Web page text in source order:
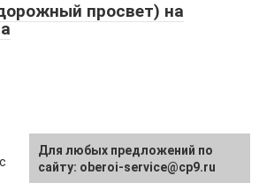
просвет) на
Для любых предложений по
сайту: oberoi-service@cp9.ru